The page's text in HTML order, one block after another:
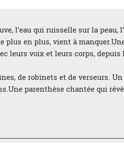
l’eau qui ruisselle sur la peau,
plus en plus, vient à
leurs voix et leurs corps, depuis
de robinets et de verseurs.
parenthèse chantée qui